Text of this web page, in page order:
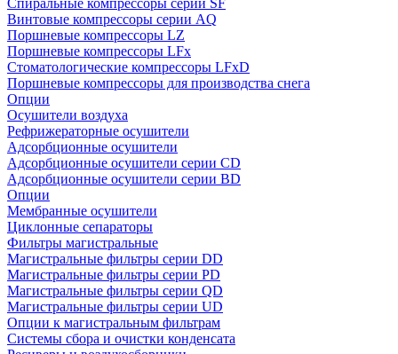
Спиральные компрессоры серии SF
Винтовые компрессоры серии AQ
Поршневые компрессоры LZ
Поршневые компрессоры LFx
Стоматологические компрессоры LFxD
Поршневые компрессоры для производства снега
Опции
Осушители воздуха
Рефрижераторные осушители
Адсорбционные осушители
Адсорбционные осушители серии CD
Адсорбционные осушители серии BD
Опции
Мембранные осушители
Циклонные сепараторы
Фильтры магистральные
Магистральные фильтры серии DD
Магистральные фильтры серии PD
Магистральные фильтры серии QD
Магистральные фильтры серии UD
Опции к магистральным фильтрам
Системы сбора и очистки конденсата